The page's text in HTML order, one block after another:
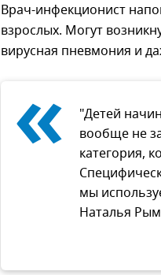
Врач-инфекционист
взрослых. Могут
вирусная пневмония и
«
"Детей
вообще не
категория,
мы
Наталья